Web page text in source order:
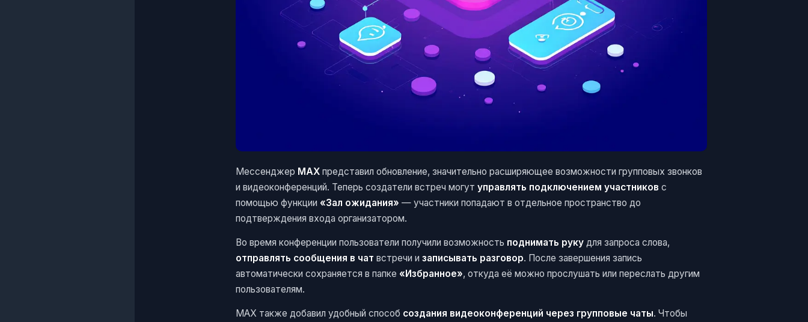
Мессенджер MAX представил обновление, значительно расширяющее возможности групповых звонков
и видеоконференций. Теперь создатели встреч могут управлять подключением участников с
помощью функции «Зал ожидания» — участники попадают в отдельное пространство до
подтверждения входа организатором.
Во время конференции пользователи получили возможность поднимать руку для запроса слова,
отправлять сообщения в чат встречи и записывать разговор. После завершения запись
автоматически сохраняется в папке «Избранное», откуда её можно прослушать или переслать другим
пользователям.
MAX также добавил удобный способ создания видеоконференций через групповые чаты. Чтобы